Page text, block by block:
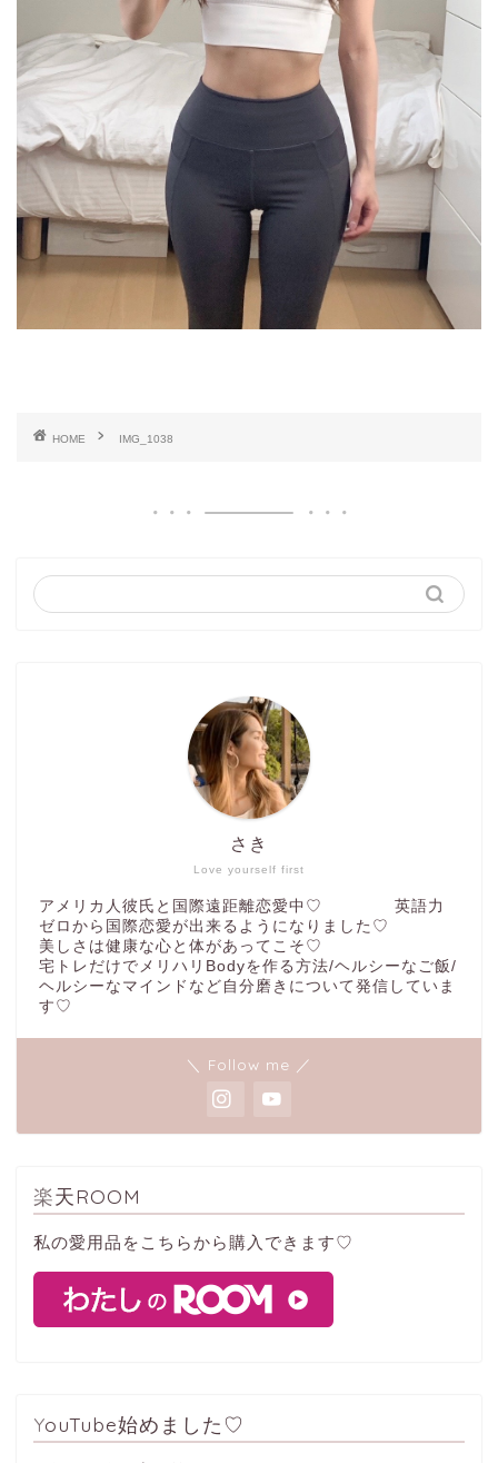
HOME IMG_1038
Love yourself first
さき
アメリカ人彼氏と国際遠距離恋愛中♡ 英語力
ゼロから国際恋愛が出来るようになりました♡
美しさは健康な心と体があってこそ♡
宅トレだけでメリハリBodyを作る方法/ヘルシーなご飯/
ヘルシーなマインドなど自分磨きについて発信していま
す♡
＼ Follow me ／
楽天ROOM
私の愛用品をこちらから購入できます♡
YouTube始めました♡